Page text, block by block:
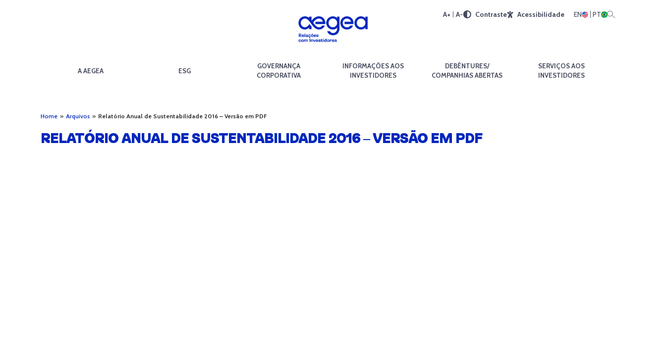
A+ A- Contraste Acessibilidade EN PT
A AEGEA ESG
GOVERNANÇA
CORPORATIVA
INFORMAÇÕES AOS
INVESTIDORES
DEBÊNTURES/
COMPANHIAS ABERTAS
SERVIÇOS AOS
INVESTIDORES
Home » Arquivos » Relatório Anual de Sustentabilidade 2016 – Versão em PDF
RELATÓRIO ANUAL DE SUSTENTABILIDADE 2016 – VERSÃO EM PDF